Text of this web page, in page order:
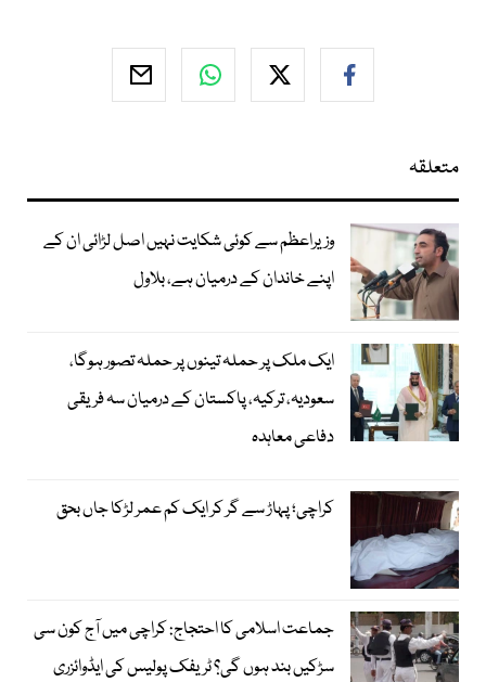
متعلقہ
وزیراعظم سے کوئی شکایت نہیں اصل لڑائی ان کے
اپنے خاندان کے درمیان ہے، بلاول
ایک ملک پر حملہ تینوں پر حملہ تصور ہوگا،
سعودیہ، ترکیہ، پاکستان کے درمیان سہ فریقی
دفاعی معاہدہ
کراچی؛ پہاڑ سے گر کر ایک کم عمر لڑکا جاں بحق
جماعت اسلامی کا احتجاج: کراچی میں آج کون سی
سڑکیں بند ہوں گی؟ ٹریفک پولیس کی ایڈوائزری